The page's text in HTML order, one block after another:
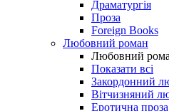
Драматургія
Проза
Foreign Books
Любовний роман
Любовний
Показати всі
Закордонний
Вітчизняний
Еротична проза